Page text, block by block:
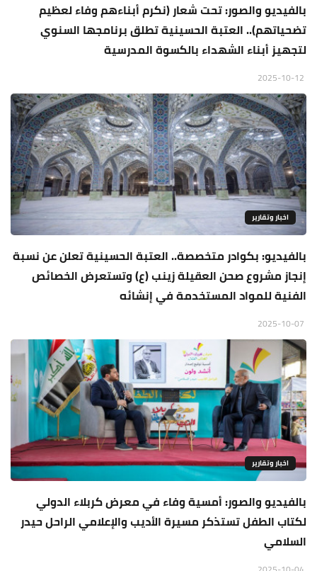
بالفيديو والصور: تحت شعار (نكرم أبناءهم وفاء لعظيم
تضحياتهم).. العتبة الحسينية تطلق برنامجها السنوي
لتجهيز أبناء الشهداء بالكسوة المدرسية
اخبار وتقارير
بالفيديو: بكوادر متخصصة.. العتبة الحسينية تعلن عن نسبة
إنجاز مشروع صحن العقيلة زينب (ع) وتستعرض الخصائص
الفنية للمواد المستخدمة في إنشائه
اخبار وتقارير
بالفيديو والصور: أمسية وفاء في معرض كربلاء الدولي
لكتاب الطفل تستذكر مسيرة الأديب والإعلامي الراحل حيدر
السلامي